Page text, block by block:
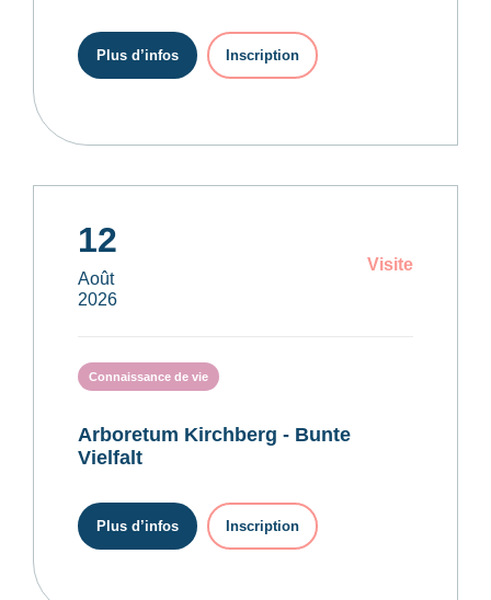
Plus d’infos Inscription
12
Août
2026
Visite
Connaissance de vie
Arboretum Kirchberg - Bunte
Vielfalt
Plus d’infos Inscription